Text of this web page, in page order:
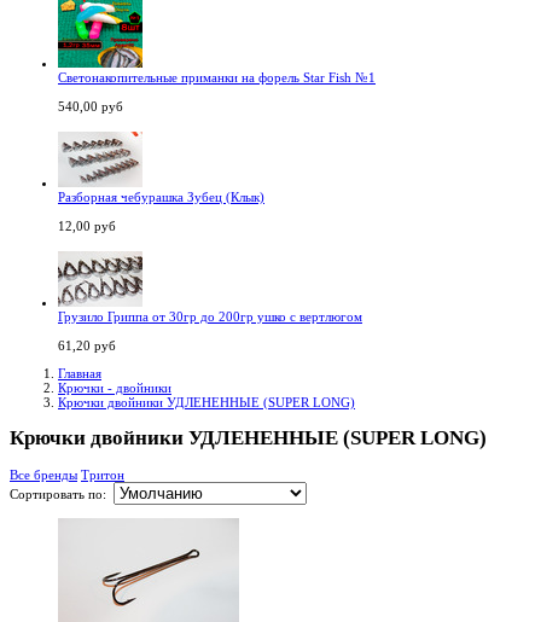
Светонакопительные приманки на форель Star Fish №1
540,00 руб
Разборная чебурашка Зубец (Клык)
12,00 руб
Грузило Гриппа от 30гр до 200гр ушко с вертлюгом
61,20 руб
Главная
Крючки - двойники
Крючки двойники УДЛЕНЕННЫЕ (SUPER LONG)
Крючки двойники УДЛЕНЕННЫЕ (SUPER LONG)
Все бренды Тритон
Сортировать по: